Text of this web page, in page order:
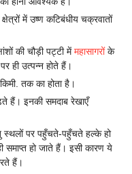
में उष्ण कटिबंधीय चक्रवातों
की चौड़ी पट्टी मेंमहासागरोंके
ही उत्पन्न होते हैं।
तक का होता है।
हैं। इनकी समदाब रेखाएँ
पर पहुँचते-पहुँचते हल्के हो
हो जाते हैं। इसी कारण ये
हैं।